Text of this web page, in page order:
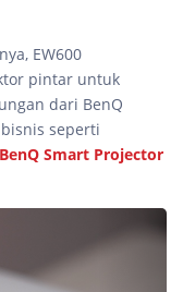
EW600
pintar untuk
dari BenQ
seperti
BenQ Smart Projector